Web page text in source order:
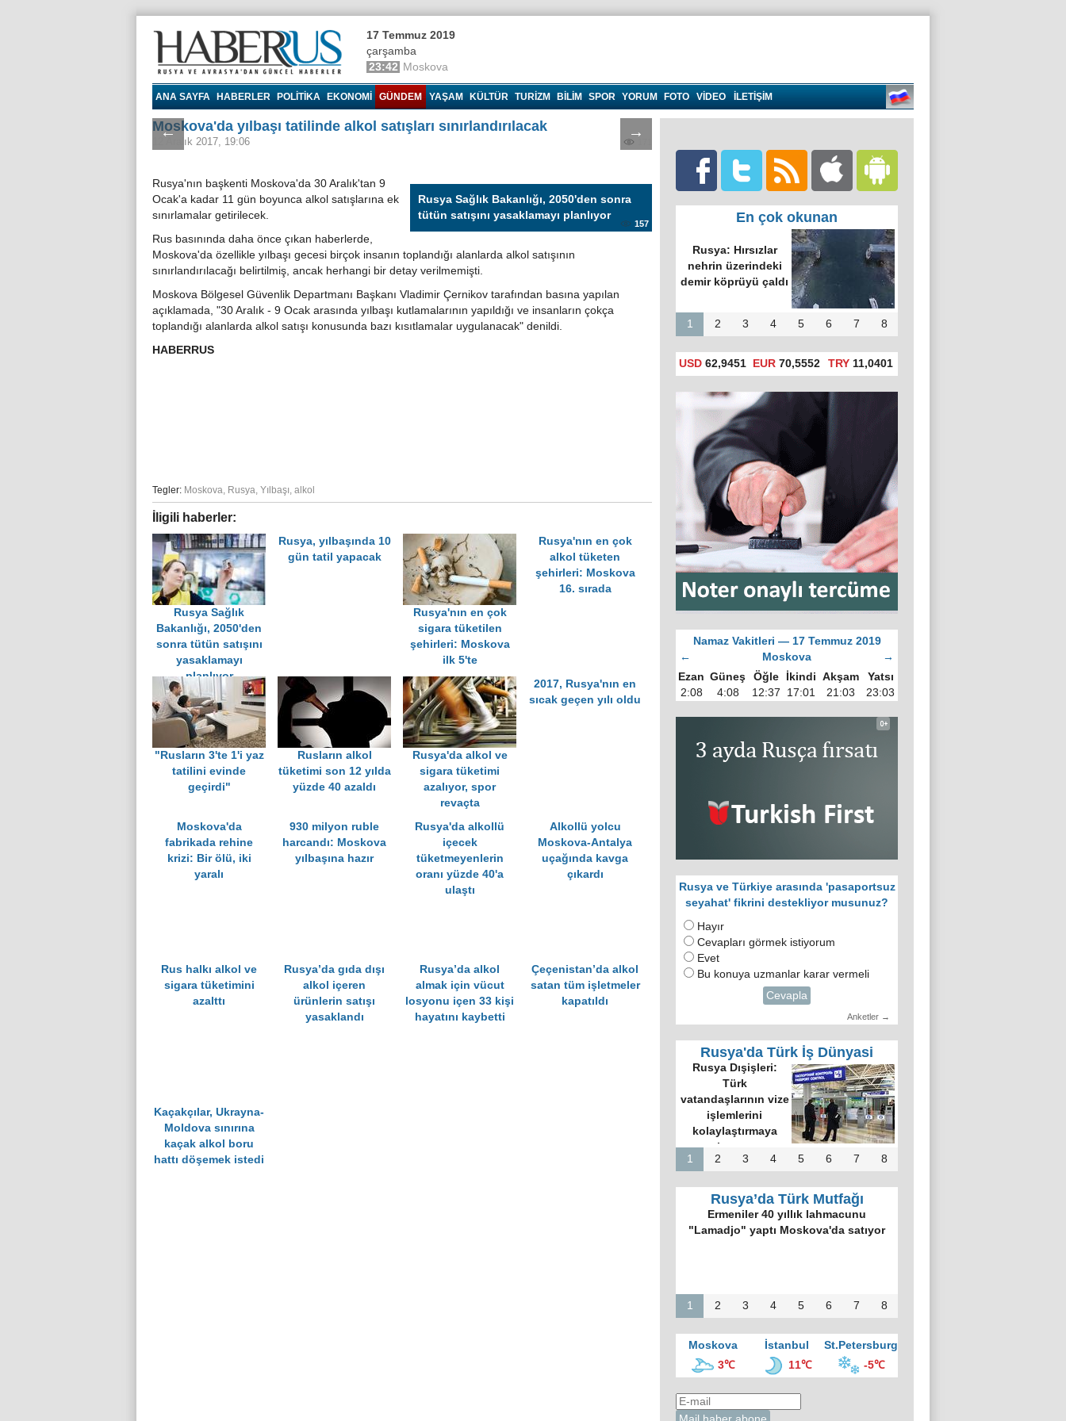
Haberrus.com
17 Temmuz 2019
çarşamba
23:42 Moskova
ANA SAYFA HABERLER POLITIKA EKONOMI GÜNDEM YAŞAM KÜLTÜR TURIZM BILIM SPOR YORUM FOTO VIDEO İLETİŞİM
← →
Moskova'da yılbaşı tatilinde alkol satışları sınırlandırılacak
12 Aralık 2017, 19:06
Rusya Sağlık Bakanlığı, 2050'den sonra
tütün satışını yasaklamayı planlıyor
157
Rusya'nın başkenti Moskova'da 30 Aralık'tan 9
Ocak'a kadar 11 gün boyunca alkol satışlarına ek
sınırlamalar getirilecek.
Rus basınında daha önce çıkan haberlerde,
Moskova'da özellikle yılbaşı gecesi birçok insanın toplandığı alanlarda alkol satışının
sınırlandırılacağı belirtilmiş, ancak herhangi bir detay verilmemişti.
Moskova Bölgesel Güvenlik Departmanı Başkanı Vladimir Çernikov tarafından basına yapılan
açıklamada, "30 Aralık - 9 Ocak arasında yılbaşı kutlamalarının yapıldığı ve insanların çokça
toplandığı alanlarda alkol satışı konusunda bazı kısıtlamalar uygulanacak" denildi.
HABERRUS
Tegler: Moskova, Rusya, Yılbaşı, alkol
İligili haberler:
Rusya Sağlık
Bakanlığı, 2050'den
sonra tütün satışını
yasaklamayı
planlıyor
Rusya, yılbaşında 10
gün tatil yapacak
Rusya'nın en çok
sigara tüketilen
şehirleri: Moskova
ilk 5'te
Rusya'nın en çok
alkol tüketen
şehirleri: Moskova
16. sırada
"Rusların 3'te 1'i yaz
tatilini evinde
geçirdi"
Rusların alkol
tüketimi son 12 yılda
yüzde 40 azaldı
Rusya'da alkol ve
sigara tüketimi
azalıyor, spor
revaçta
2017, Rusya'nın en
sıcak geçen yılı oldu
Moskova'da
fabrikada rehine
krizi: Bir ölü, iki
yaralı
930 milyon ruble
harcandı: Moskova
yılbaşına hazır
Rusya'da alkollü
içecek
tüketmeyenlerin
oranı yüzde 40'a
ulaştı
Alkollü yolcu
Moskova-Antalya
uçağında kavga
çıkardı
Rus halkı alkol ve
sigara tüketimini
azalttı
Rusya’da gıda dışı
alkol içeren
ürünlerin satışı
yasaklandı
Rusya’da alkol
almak için vücut
losyonu içen 33 kişi
hayatını kaybetti
Çeçenistan’da alkol
satan tüm işletmeler
kapatıldı
Kaçakçılar, Ukrayna-
Moldova sınırına
kaçak alkol boru
hattı döşemek istedi
En çok okunan
Rusya: Hırsızlar
nehrin üzerindeki
demir köprüyü çaldı
1 2 3 4 5 6 7 8
USD 62,9451 EUR 70,5552 TRY 11,0401
Namaz Vakitleri — 17 Temmuz 2019
←
Moskova
→
Ezan Güneş Öğle İkindi Akşam
Yatsı
2:08
4:08 12:37 17:01 21:03 23:03
Rusya ve Türkiye arasında 'pasaportsuz
seyahat' fikrini destekliyor musunuz?
Hayır
Cevapları görmek istiyorum
Evet
Bu konuya uzmanlar karar vermeli
Cevapla
Anketler →
Rusya'da Türk İş Dünyasi
Rusya Dışişleri:
Türk
vatandaşlarının vize
işlemlerini
kolaylaştırmaya
hazırız
1
2 3 4 5 6 7 8
Rusya’da Türk Mutfağı
Ermeniler 40 yıllık lahmacunu
"Lamadjo" yaptı Moskova'da satıyor
1 2 3 4 5 6 7 8
Moskova İstanbul
St.Petersburg
3℃
11℃ -5℃